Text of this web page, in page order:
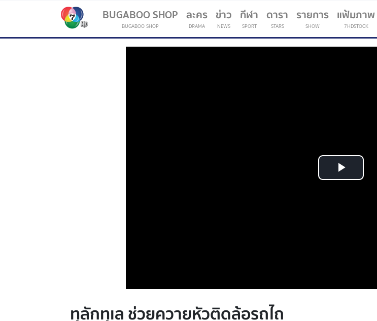
BUGABOO SHOP
BUGABOO SHOP
ละคร
DRAMA
ข่าว
NEWS
กีฬา
SPORT
(current)
ดารา
STARS
รายการ
SHOW
แฟ้มภาพ
7HDSTOCK
Play
ทุลักทุเล ช่วยควายหัวติดล้อรถไถ